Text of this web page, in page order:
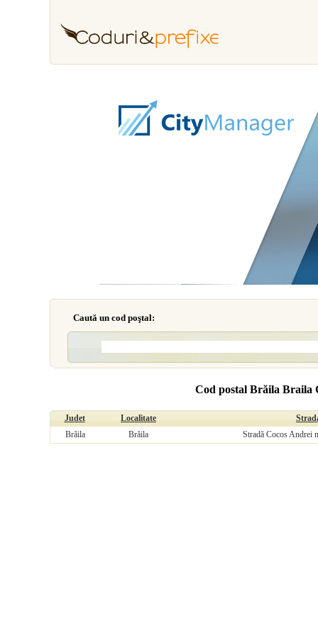
Caută un cod poştal:
Cod postal Brăila Braila
Judet Localitate
Brăila
Brăila Stradă Cocos Andrei